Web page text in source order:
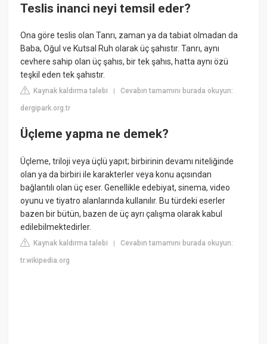
Teslis inanci neyi temsil eder?
Ona göre teslis olan Tanrı, zaman ya da tabiat olmadan da
Baba, Oğul ve Kutsal Ruh olarak üç şahıstır. Tanrı, aynı
cevhere sahip olan üç şahıs, bir tek şahıs, hatta aynı özü
teşkil eden tek şahıstır.
Kaynak kaldırma talebi |Cevabın tamamını burada okuyun:
dergipark.org.tr
Üçleme yapma ne demek?
Üçleme, triloji veya üçlü yapıt; birbirinin devamı niteliğinde
olan ya da birbiri ile karakterler veya konu açısından
bağlantılı olan üç eser. Genellikle edebiyat, sinema, video
oyunu ve tiyatro alanlarında kullanılır. Bu türdeki eserler
bazen bir bütün, bazen de üç ayrı çalışma olarak kabul
edilebilmektedirler.
Kaynak kaldırma talebi |Cevabın tamamını burada okuyun:
tr.wikipedia.org